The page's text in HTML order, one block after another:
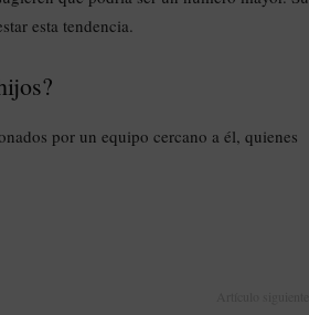
esta tendencia.
por un equipo cercano a él, quienes